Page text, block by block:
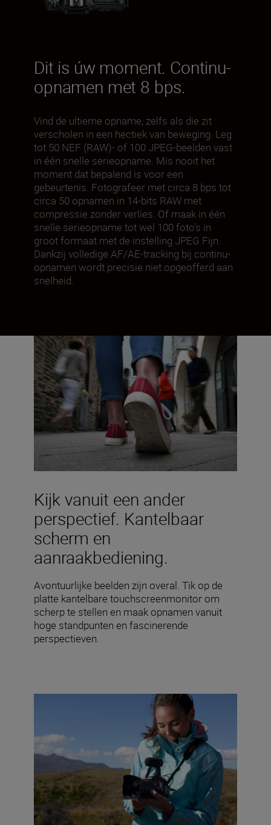
Dit is úw moment. Continu-
opnamen met 8 bps.
Vind de ultieme opname, zelfs als die zit
verscholen in een hectiek van beweging. Leg
tot 50 NEF (RAW)- of 100 JPEG-beelden vast
in één snelle serieopname. Mis nooit het
moment dat bepalend is voor een
gebeurtenis. Fotografeer met circa 8 bps tot
circa 50 opnamen in 14-bits RAW met
compressie zonder verlies. Of maak in één
snelle serieopname tot wel 100 foto's in
groot formaat met de instelling JPEG Fijn.
Dankzij volledige AF/AE-tracking bij continu-
opnamen wordt precisie niet opgeofferd aan
snelheid.
Kijk vanuit een ander
perspectief. Kantelbaar
scherm en
aanraakbediening.
Avontuurlijke beelden zijn overal. Tik op de
platte kantelbare touchscreenmonitor om
scherp te stellen en maak opnamen vanuit
hoge standpunten en fascinerende
perspectieven.